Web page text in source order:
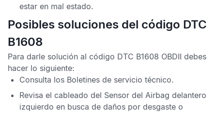
estar en mal estado.
Posibles soluciones del código DTC
B1608
Para darle solución al código DTC B1608 OBDII debes
hacer lo siguiente:
Consulta los Boletines de servicio técnico.
Revisa el cableado del Sensor del Airbag delantero
izquierdo en busca de daños por desgaste o